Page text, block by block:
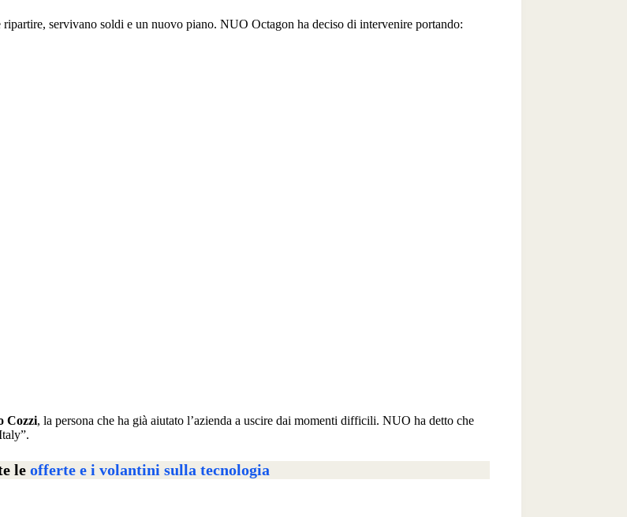
ripartire, servivano soldi e un nuovo piano. NUO Octagon ha deciso di intervenire portando:
Cozzi, la persona che ha già aiutato l’azienda a uscire dai momenti difficili. NUO ha detto che
le offerte e i volantini sulla tecnologia